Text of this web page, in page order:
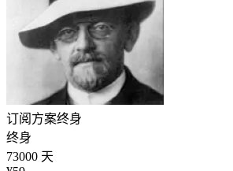
订阅方案终身
终身
73000 天